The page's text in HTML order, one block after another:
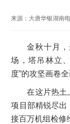
来源： 大唐华银湖南
金秋十月
场，塔吊林立
度”的攻坚画卷全
在这片热土
项目部精锐尽出
接百万机组检修